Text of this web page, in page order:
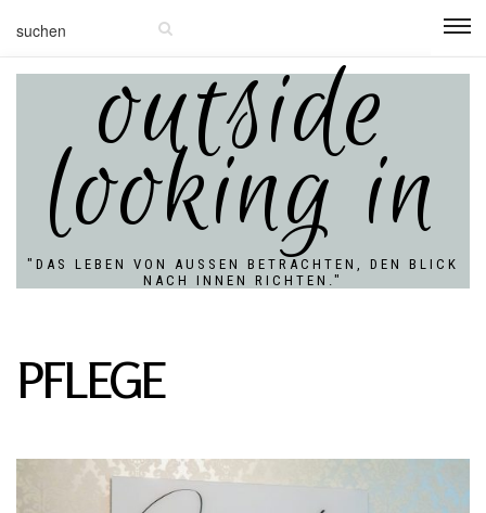
outside
looking in
"DAS LEBEN VON AUSSEN BETRACHTEN, DEN BLICK N
ACH INNEN RICHTEN."
PFLEGE